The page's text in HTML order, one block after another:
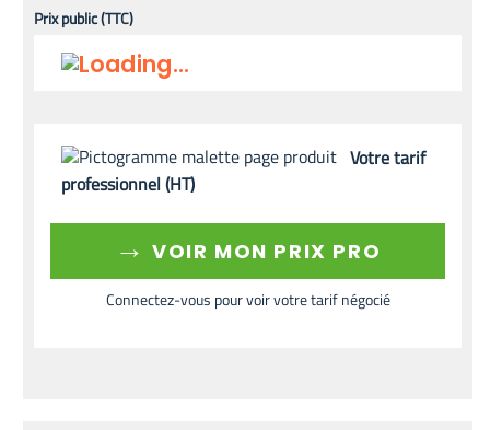
Prix public (TTC)
Votre tarif
professionnel (HT)
→ VOIR MON PRIX PRO
Connectez-vous pour voir votre tarif négocié